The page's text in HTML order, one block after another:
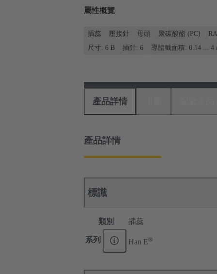
屬性概覽
插蕊 壓接針 母頭 聚碳酸酯 (PC)
尺寸: 6 B
插針: 6 導體截面積: 0.14 ... 4
產品詳情
產品詳情
標識
類別 插蕊
系列 Han E®